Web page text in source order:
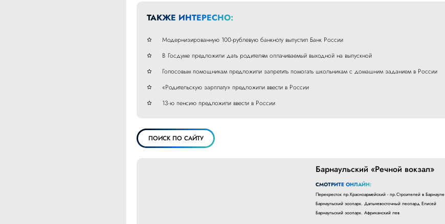
ТАКЖЕ ИНТЕРЕСНО:
Модернизированную 100-рублевую банкноту выпустил Банк России
В Госдуме предложили дать родителям оплачиваемый выходной на выпускной
Голосовым помощникам предложили запретить помогать школьникам с домашним заданием в России
«Родительскую зарплату» предложили ввести в России
13-ю пенсию предложили ввести в России
ПОИСК ПО САЙТУ
Барнаульский «Речной вокзал»
СМОТРИТЕ ОНЛАЙН:
Перекресток пр.Красноармейский - пр.Строителей в Барнауле
Барнаульский зоопарк. Дальневосточный леопард Елисей
Барнаульский зоопарк. Африканский лев